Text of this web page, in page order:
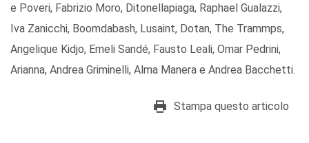
e Poveri, Fabrizio Moro, Ditonellapiaga, Raphael Gualazzi,
Iva Zanicchi, Boomdabash, Lusaint, Dotan, The Trammps,
Angelique Kidjo, Emeli Sandé, Fausto Leali, Omar Pedrini,
Arianna, Andrea Griminelli, Alma Manera e Andrea Bacchetti.
Stampa questo articolo